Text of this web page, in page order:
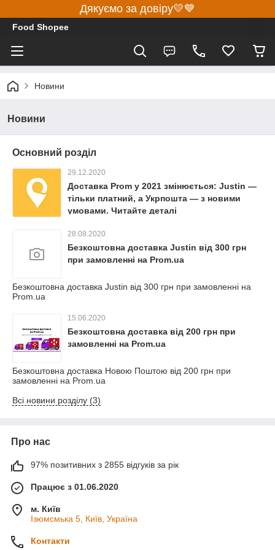
Дякуємо за довіру💛💙
Food Shopee
Новини
Новини
Основний розділ
29.12.2020
Доставка Prom у 2021 змінюється: Justin —
тільки платний, а Укрпошта — з новими
умовами. Читайте деталі
28.08.2020
Безкоштовна доставка Justin від 300 грн
при замовленні на Prom.ua
Безкоштовна доставка Justin від 300 грн при замовленні на
Prom.ua
15.06.2020
Безкоштовна доставка від 200 грн при
замовленні на Prom.ua
Безкоштовна доставка Новою Поштою від 200 грн при
замовленні на Prom.ua
Всі новини розділу (3)
Про нас
97% позитивних з 2855 відгуків за рік
Працює з 01.06.2020
м. Київ
Ізюмсмька 5, Київ, Україна
Контакти